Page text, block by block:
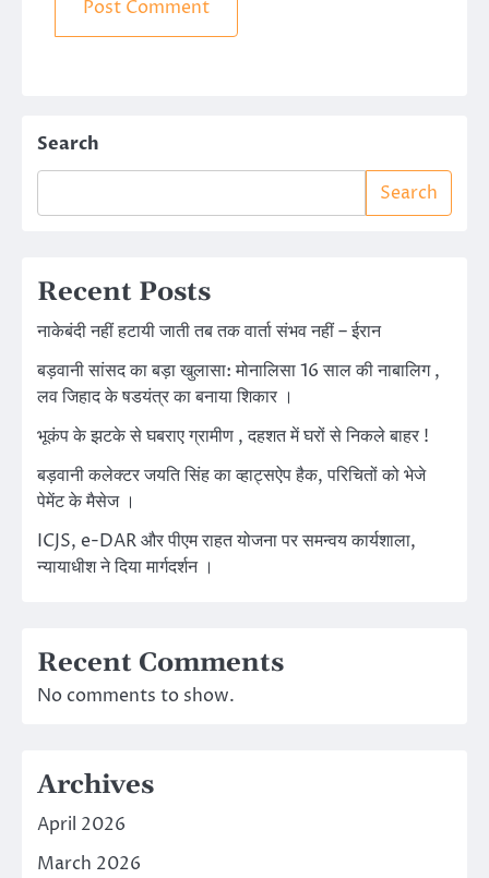
Search
Search
Recent Posts
नाकेबंदी नहीं हटायी जाती तब तक वार्ता संभव नहीं – ईरान
बड़वानी सांसद का बड़ा खुलासा: मोनालिसा 16 साल की नाबालिग ,
लव जिहाद के षडयंत्र का बनाया शिकार ।
भूकंप के झटके से घबराए ग्रामीण , दहशत में घरों से निकले बाहर !
बड़वानी कलेक्टर जयति सिंह का व्हाट्सऐप हैक, परिचितों को भेजे
पेमेंट के मैसेज ।
ICJS, e-DAR और पीएम राहत योजना पर समन्वय कार्यशाला,
न्यायाधीश ने दिया मार्गदर्शन ।
Recent Comments
No comments to show.
Archives
April 2026
March 2026